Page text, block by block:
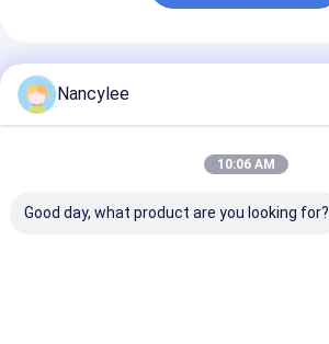
Prodotti Raccomandati
Nancylee
10:06 AM
Good day, what product are you looking for?